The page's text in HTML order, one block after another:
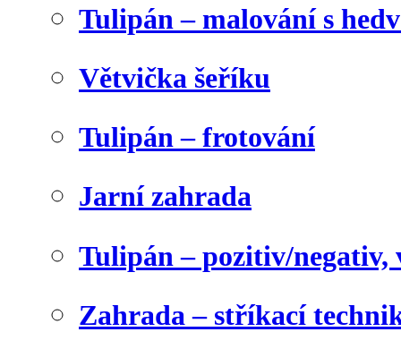
Tulipán – malování s
Větvička šeříku
Tulipán – frotování
Jarní zahrada
Tulipán – pozitiv/negativ,
Zahrada – stříkací